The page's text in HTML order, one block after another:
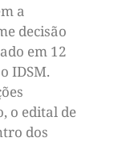
a
decisão
em 12
IDSM.
o edital de
dos